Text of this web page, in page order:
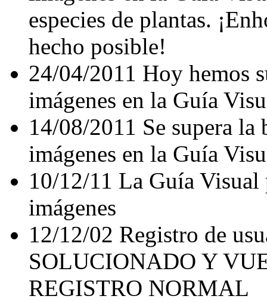
especies de plantas.
hecho posible!
24/04/2011 Hoy hemos
imágenes en la Guía
14/08/2011 Se supera la
imágenes en la Guía
10/12/11 La Guía Visual
imágenes
12/12/02 Registro de
SOLUCIONADO Y
REGISTRO NORMAL